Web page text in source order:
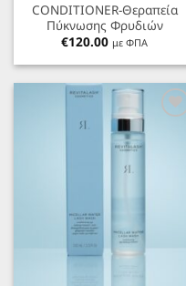
CONDITIONER-Θεραπεία
Πύκνωσης Φρυδιών
€120.00 με ΦΠΑ
Προσθήκη
Αγαπημένα